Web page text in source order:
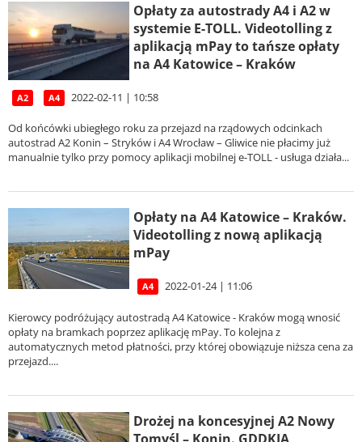
Opłaty za autostrady A4 i A2 w
systemie E-TOLL. Videotolling z
aplikacją mPay to tańsze opłaty
na A4 Katowice – Kraków
A2 A4 2022-02-11 | 10:58
Od końcówki ubiegłego roku za przejazd na rządowych odcinkach
autostrad A2 Konin – Stryków i A4 Wrocław – Gliwice nie płacimy już
manualnie tylko przy pomocy aplikacji mobilnej e-TOLL - usługa działa...
Opłaty na A4 Katowice – Kraków.
Videotolling z nową aplikacją
mPay
A4 2022-01-24 | 11:06
Kierowcy podróżujący autostradą A4 Katowice - Kraków mogą wnosić
opłaty na bramkach poprzez aplikację mPay. To kolejna z
automatycznych metod płatności, przy której obowiązuje niższa cena za
przejazd....
Drożej na koncesyjnej A2 Nowy